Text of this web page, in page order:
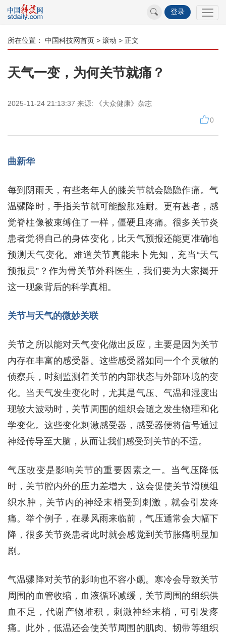
登录
所在位置： 中国科技网首页 > 滚动 > 正文
天气一变，为何关节就痛？
2025-11-24 21:13:37 来源: 《大众健康》杂志
0
曲新华
每到阴雨天，有些老年人的膝关节就会隐隐作痛。气
温骤降时，手指关节就可能酸胀难耐。更有甚者，感
觉脊柱像被束缚住了一样，僵硬且疼痛。很多关节炎
患者觉得自己的身体变化，比天气预报还能更准确地
预测天气变化。难道关节真能未卜先知，充当“天气
预报员”？作为骨关节外科医生，我们要为大家揭开
这一现象背后的科学真相。
关节与天气的微妙关联
关节之所以能对天气变化做出反应，主要是因为关节
内存在丰富的感受器。这些感受器如同一个个灵敏的
侦察兵，时刻监测着关节的内部状态与外部环境的变
化。当天气发生变化时，尤其是气压、气温和湿度出
现较大波动时，关节周围的组织会随之发生物理和化
学变化。这些变化刺激感受器，感受器便将信号通过
神经传导至大脑，从而让我们感受到关节的不适。
气压改变是影响关节的重要因素之一。当气压降低
时，关节腔内外的压力差增大，这会促使关节滑膜组
织水肿，关节内的神经末梢受到刺激，就会引发疼
痛。举个例子，在暴风雨来临前，气压通常会大幅下
降，很多关节炎患者此时就会感觉到关节胀痛明显加
剧。
气温骤降对关节的影响也不容小觑。寒冷会导致关节
周围的血管收缩，血液循环减缓，关节周围的组织供
血不足，代谢产物堆积，刺激神经末梢，可引发疼
痛。此外，低温还会使关节周围的肌肉、韧带等组织